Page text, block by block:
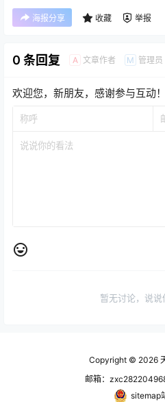
海报分享 收藏 举报
0 条回复 A 文章作者 M 管理员
欢迎您，新朋友，感谢参与互动！
暂无讨论，说说
Copyright © 2026
邮箱：
sitemap